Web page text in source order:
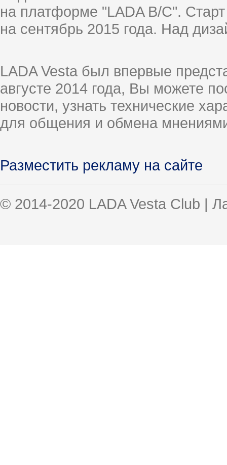
на платформе "LADA B/C".
на сентябрь 2015 года. Над
LADA Vesta был впервые
августе 2014 года, Вы можете
новости, узнать технические
для общения и обмена
Разместить рекламу на сайте
© 2014-2020 LADA Vesta Club |